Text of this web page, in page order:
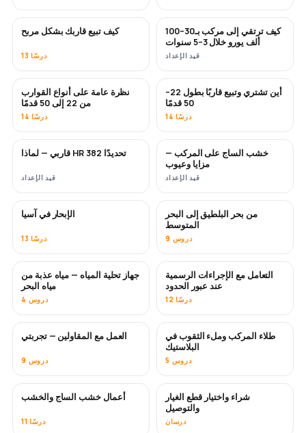
جديد
كيف تبيع قاربك بشكل مربح
13 درسًا
جديد
كيف ترتقي إلى مركب بـ30–100
ألف يورو خلال 3–5 سنوات
قيد الإعداد
قريبًا
نظرة عامة على أنواع القوارب
من 22 إلى 50 قدمًا
14 درسًا
قريبًاأين تشتري وتبيع قاربًا بطول 22–
50 قدمًا
14 درسًا
قريبًا قاربي — لماذا HR 382 تحديدًا
قيد الإعداد
قريبًا
خشب الساج على المركب —
مزايا وعيوب
قيد الإعداد
قريبًا
الإبحار في آسيا
13 درسًا
قريبًا
من بحر البلطيق إلى البحر
المتوسط
9 دروس
قريبًا
جهاز تحلية المياه — مياه عذبة من
مياه البحر
4 دروس
التعامل مع الإجراءات الرسمية
عند عبور الحدود
12 درسًا
قريبًا
العمل مع المقاولين — تجربتي
9 دروس
قريبًا
طلاء المركب وملء الثقوب في
البلاستيك
5 دروس
أعمال خشب الساج والخشب
11 درسًا
قريبًا
شراء واختيار قطع الغيار
والتوصيل
درسان